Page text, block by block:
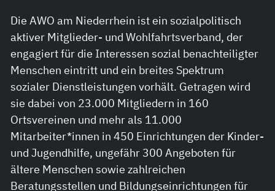
Die AWO am Niederrhein ist ein sozialpolitisch
aktiver Mitglieder- und Wohlfahrtsverband, der
engagiert für die Interessen sozial benachteiligter
Menschen eintritt und ein breites Spektrum
sozialer Dienstleistungen vorhält. Getragen wird
sie dabei von 23.000 Mitgliedern in 160
Ortsvereinen und mehr als 11.000
Mitarbeiter*innen in 450 Einrichtungen der Kinder-
und Jugendhilfe, ungefähr 300 Angeboten für
ältere Menschen sowie zahlreichen
Beratungsstellen und Bildungseinrichtungen für